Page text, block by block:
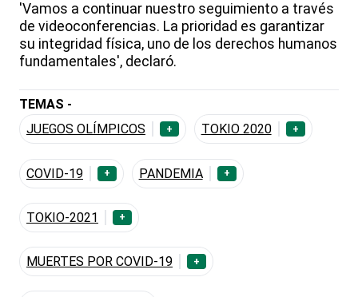
'Vamos a continuar nuestro seguimiento a través
de videoconferencias. La prioridad es garantizar
su integridad física, uno de los derechos humanos
fundamentales', declaró.
TEMAS -
JUEGOS OLÍMPICOS
+ TOKIO 2020 +
COVID-19 + PANDEMIA +
TOKIO-2021 +
MUERTES POR COVID-19 +